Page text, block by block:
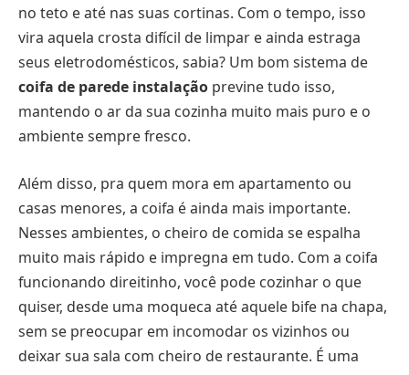
no teto e até nas suas cortinas. Com o tempo, isso
vira aquela crosta difícil de limpar e ainda estraga
seus eletrodomésticos, sabia? Um bom sistema de
coifa de parede instalação previne tudo isso,
mantendo o ar da sua cozinha muito mais puro e o
ambiente sempre fresco.
Além disso, pra quem mora em apartamento ou
casas menores, a coifa é ainda mais importante.
Nesses ambientes, o cheiro de comida se espalha
muito mais rápido e impregna em tudo. Com a coifa
funcionando direitinho, você pode cozinhar o que
quiser, desde uma moqueca até aquele bife na chapa,
sem se preocupar em incomodar os vizinhos ou
deixar sua sala com cheiro de restaurante. É uma